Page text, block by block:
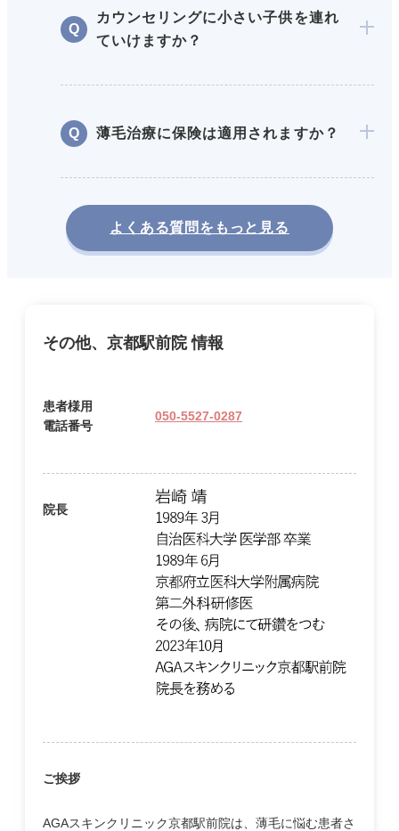
カウンセリングに小さい子供を連れ
ていけますか？
薄毛治療に保険は適用されますか？
よくある質問をもっと見る
その他、京都駅前院 情報
患者様用
電話番号
050-5527-0287
院長
ご挨拶
AGAスキンクリニック京都駅前院は、薄毛に悩む患者さ